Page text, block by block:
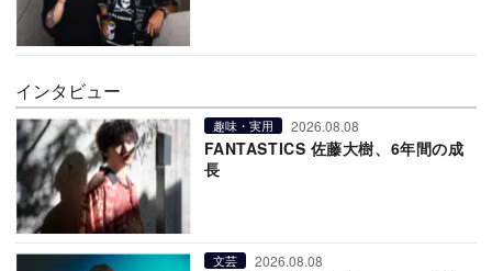
インタビュー
趣味・実用 2026.08.08
FANTASTICS 佐藤大樹、6年間の成
長
文芸 2026.08.08